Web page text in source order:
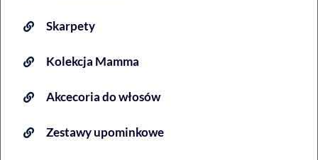
Skarpety
Kolekcja Mamma
Akcecoria do włosów
Zestawy upominkowe